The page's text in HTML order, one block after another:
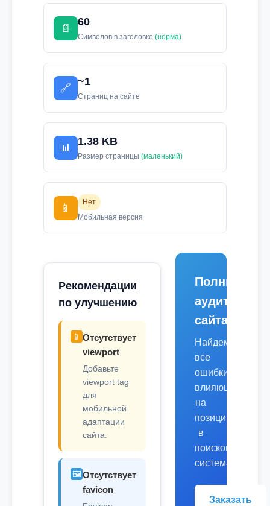
📄
60
Символов в заголовке (норма)
🔗
~1
Страниц на сайте
📊
1.38 KB
Размер страницы (маленький)
📱
Нет
Мобильная версия
Рекомендации
по улучшению
📱 Отсутствует
viewport
Добавьте
viewport tag
для
мобильной
адаптации
сайта.
🖼️Отсутствует
favicon
Полный
аудит
сайта
Найдем
все
ошибки,
влияющие
на
позиции
в
поисковых
системах.
Заказать